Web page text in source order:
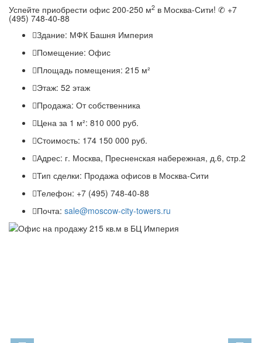
Успейте приобрести офис 200-250 м2 в Москва-Сити! ✆ +7
(495) 748-40-88
Здание: МФК Башня Империя
Помещение: Офис
Площадь помещения: 215 м²
Этаж: 52 этаж
Продажа: От собственника
Цена за 1 м²: 810 000 руб.
Стоимость: 174 150 000 руб.
Адрес: г. Москва, Пресненская набережная, д.6, cтр.2
Тип сделки: Продажа офисов в Москва-Сити
Телефон: +7 (495) 748-40-88
Почта: sale@moscow-city-towers.ru
Previous